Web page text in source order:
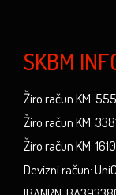
SKBM
Žiro račun KM:
Žiro račun KM:
Žiro račun KM:
Devizni račun: